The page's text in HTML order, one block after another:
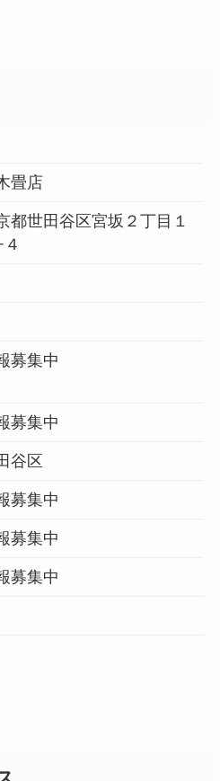
畳店
都世田谷区宮坂２丁目１
４
募集中
募集中
谷区
募集中
募集中
募集中